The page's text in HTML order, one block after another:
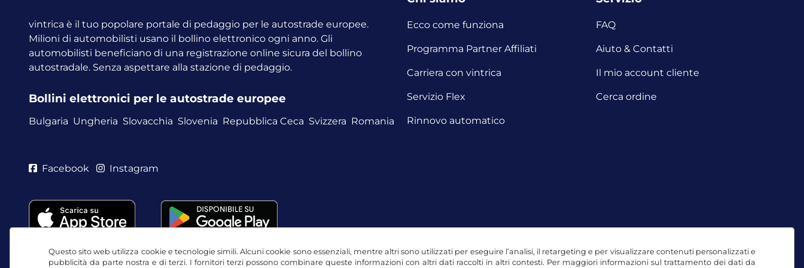
Questo sito web utilizza cookie e tecnologie simili. Alcuni cookie sono essenziali, mentre altri sono utilizzati per eseguire l’analisi, il retargeting e per visualizzare contenuti personalizzati e
pubblicità da parte nostra e di terzi. I fornitori terzi possono combinare queste informazioni con altri dati raccolti in altri contesti. Per maggiori informazioni sul trattamento dei dati da
vintrica è il tuo popolare portale di pedaggio per le autostrade europee.
Milioni di automobilisti usano il bollino elettronico ogni anno. Gli
automobilisti beneficiano di una registrazione online sicura del bollino
autostradale. Senza aspettare alla stazione di pedaggio.
Bollini elettronici per le autostrade europee
Bulgaria Ungheria Slovacchia Slovenia Repubblica Ceca Svizzera Romania
Ecco come funziona
Programma Partner Affiliati
Carriera con vintrica
Servizio Flex
Rinnovo automatico
FAQ
Aiuto & Contatti
Il mio account cliente
Cerca ordine
Facebook Instagram